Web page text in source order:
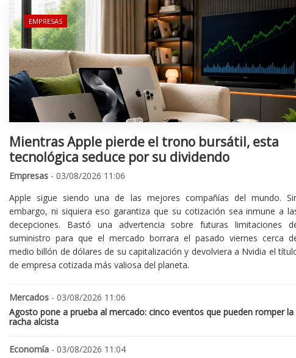
EMPRESAS
Mientras Apple pierde el trono bursátil, esta
tecnológica seduce por su dividendo
Empresas - 03/08/2026 11:06
Apple sigue siendo una de las mejores compañías del mundo.
embargo, ni siquiera eso garantiza que su cotización sea inmune a
decepciones. Bastó una advertencia sobre futuras limitaciones
suministro para que el mercado borrara el pasado viernes cerca
medio billón de dólares de su capitalización y devolviera a Nvidia el
de empresa cotizada más valiosa del planeta.
Mercados - 03/08/2026 11:06
Agosto pone a prueba al mercado: cinco eventos que pueden romper la
racha alcista
Economía - 03/08/2026 11:04